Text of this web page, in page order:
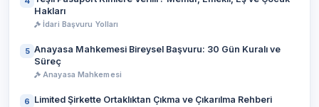
Hakları
İdari Başvuru Yolları
5 Anayasa Mahkemesi Bireysel Başvuru: 30 Gün Kuralı ve
Süreç
Anayasa Mahkemesi
6 Limited Şirkette Ortaklıktan Çıkma ve Çıkarılma Rehberi